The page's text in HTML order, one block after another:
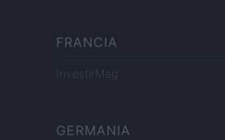
FRANCIA
InvestirMag
GERMANIA